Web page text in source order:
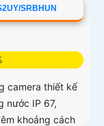
SRBHUN
camera thiết kế
nước IP 67,
khoảng cách